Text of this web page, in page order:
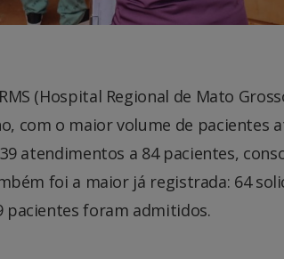
(Hospital Regional de Mato
com o maior volume de pacientes
atendimentos a 84 pacientes,
foi a maior já registrada: 64
pacientes foram admitidos.